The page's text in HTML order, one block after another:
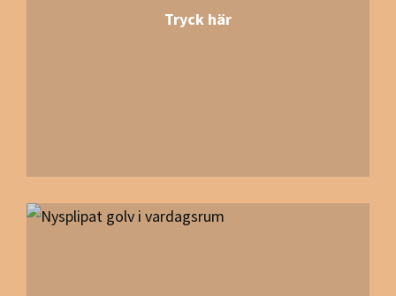
Tryck här